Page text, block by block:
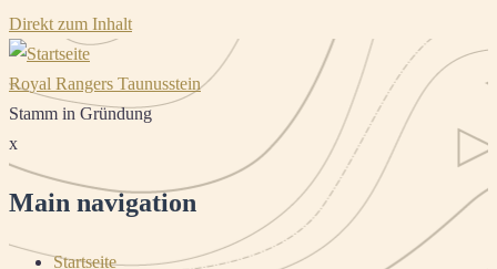
Direkt zum Inhalt
Royal Rangers Taunusstein
Stamm in Gründung
x
Main navigation
Startseite